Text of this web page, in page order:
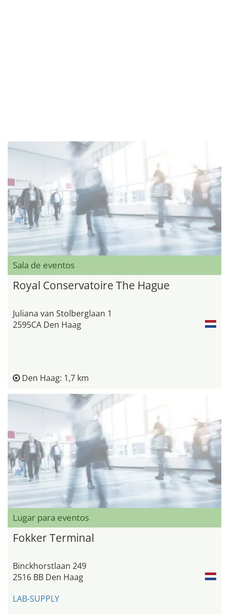
Sala de eventos
Royal Conservatoire The Hague
Juliana van Stolberglaan 1
2595CA Den Haag
Den Haag: 1,7 km
Lugar para eventos
Fokker Terminal
Binckhorstlaan 249
2516 BB Den Haag
LAB-SUPPLY